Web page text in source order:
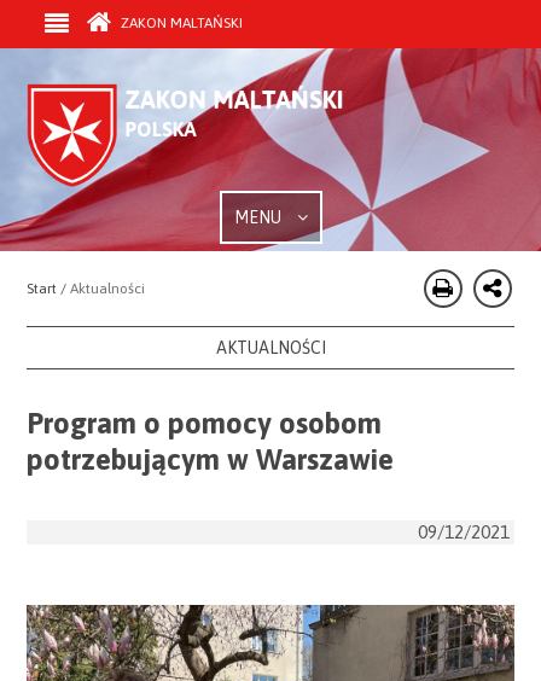
ZAKON MALTAŃSKI
MENU
Start / Aktualności
AKTUALNOŚCI
Program o pomocy osobom
potrzebującym w Warszawie
09/12/2021